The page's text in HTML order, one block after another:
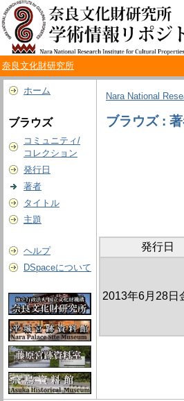
奈良文化財研究所
ホーム
ブラウズ
コミュニティ/
コレクション
発行日
著者
タイトル
主題
ヘルプ
DSpaceについて
Nara National
ブラウズ :
発行日
2013年6月28日